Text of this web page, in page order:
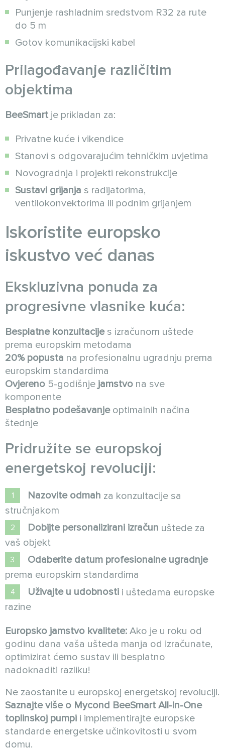
Punjenje rashladnim sredstvom R32 za rute
do 5 m
Gotov komunikacijski kabel
Prilagođavanje različitim
objektima
BeeSmart je prikladan za:
Privatne kuće i vikendice
Stanovi s odgovarajućim tehničkim uvjetima
Novogradnja i projekti rekonstrukcije
Sustavi grijanja s radijatorima,
ventilokonvektorima ili podnim grijanjem
Iskoristite europsko
iskustvo već danas
Ekskluzivna ponuda za
progresivne vlasnike kuća:
Besplatne konzultacijes izračunom uštede
prema europskim metodama
20% popusta na profesionalnu ugradnju prema
europskim standardima
Ovjereno 5-godišnje jamstvo na sve
komponente
Besplatno podešavanjeoptimalnih načina
štednje
Pridružite se europskoj
energetskoj revoluciji:
Nazovite odmah za konzultacije sa
stručnjakom
Dobijte personalizirani izračun uštede za
vaš objekt
Odaberite datum profesionalne ugradnje
prema europskim standardima
Uživajte u udobnosti i uštedama europske
razine
Europsko jamstvo kvalitete: Ako je u roku od
godinu dana vaša ušteda manja od izračunate,
optimizirat ćemo sustav ili besplatno
nadoknaditi razliku!
Ne zaostanite u europskoj energetskoj revoluciji.
Saznajte više o Mycond BeeSmart All-in-One
toplinskoj pumpi i implementirajte europske
standarde energetske učinkovitosti u svom
domu.